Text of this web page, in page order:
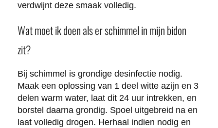
verdwijnt deze smaak volledig.
Wat moet ik doen als er schimmel in mijn bidon
zit?
Bij schimmel is grondige desinfectie nodig.
Maak een oplossing van 1 deel witte azijn en 3
delen warm water, laat dit 24 uur intrekken, en
borstel daarna grondig. Spoel uitgebreid na en
laat volledig drogen. Herhaal indien nodig en